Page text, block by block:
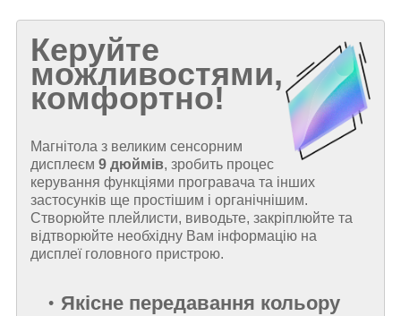
Керуйте
можливостями,
комфортно!
Магнітола з великим сенсорним
дисплеєм 9 дюймів, зробить процес
керування функціями програвача та інших
застосунків ще простішим і органічнішим.
Створюйте плейлисти, виводьте, закріплюйте та
відтворюйте необхідну Вам інформацію на
дисплеї головного пристрою.
Якісне передавання кольору